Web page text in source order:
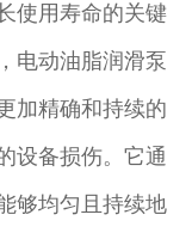
使用寿命的关键
电动油脂润滑泵
加精确和持续的
设备损伤。它通
够均匀且持续地